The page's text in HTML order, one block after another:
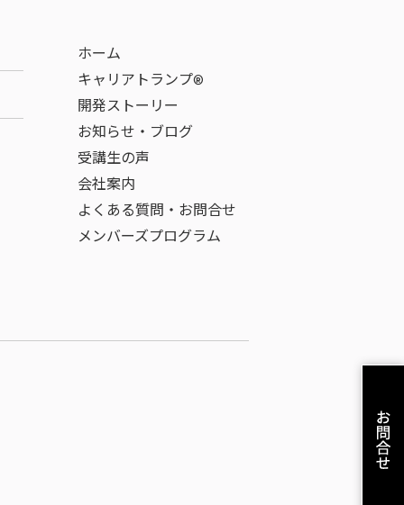
ホーム
キャリアトランプ®
開発ストーリー
お知らせ・ブログ
受講生の声
会社案内
よくある質問・お問合せ
メンバーズプログラム